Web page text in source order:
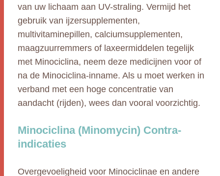
van uw lichaam aan UV-straling. Vermijd het
gebruik van ijzersupplementen,
multivitaminepillen, calciumsupplementen,
maagzuurremmers of laxeermiddelen tegelijk
met Minociclina, neem deze medicijnen voor of
na de Minociclina-inname. Als u moet werken in
verband met een hoge concentratie van
aandacht (rijden), wees dan vooral voorzichtig.
Minociclina (Minomycin) Contra-
indicaties
Overgevoeligheid voor Minociclinae en andere